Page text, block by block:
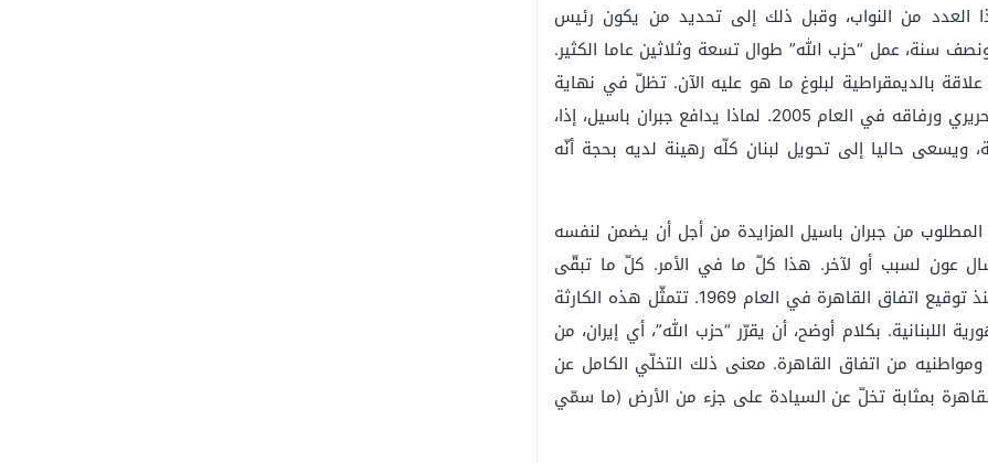
العدد من النواب، وقبل ذلك إلى تحديد من يكون رئيس
سنة، عمل “حزب الله” طوال تسعة وثلاثين عاما الكثير.
بالديمقراطية لبلوغ ما هو عليه الآن. تظلّ في نهاية
المطاف عناصر من “حزب الله” متّهمة باغتيال رفيق الحريري ورفاقه في العام 2005. لماذا يدافع جبران باسيل، إذا،
ويسعى حاليا إلى تحويل لبنان كلّه رهينة لديه بحجة أنّه
المطلوب من جبران باسيل المزايدة من أجل أن يضمن لنفسه
عون لسبب أو لآخر. هذا كلّ ما في الأمر. كلّ ما تبقّى
تفاصيل وتجاهل لما قد يكون أكبر كارثة حلّت بلبنان منذ توقيع اتفاق القاهرة في العام 1969. تتمثّل هذه الكارثة
اللبنانية. بكلام أوضح، أن يقرّر “حزب الله”، أي إيران، من
من اتفاق القاهرة. معنى ذلك التخلّي الكامل عن
بمثابة تخلّ عن السيادة على جزء من الأرض (ما سمّي